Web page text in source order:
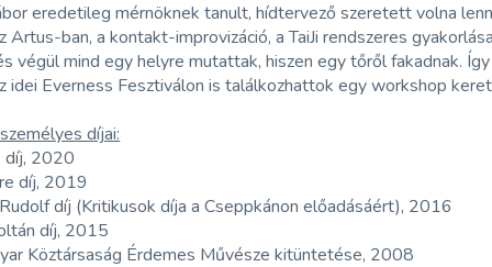
eredetileg mérnöknek tanult, hídtervező szeretett volna
Artus-ban, a kontakt-improvizáció, a TaiJi rendszeres
végül mind egy helyre mutattak, hiszen egy tőről fakadnak.
idei Everness Fesztiválon is találkozhattok egy workshop
díjai:
2020
díj, 2019
díj (Kritikusok díja a Cseppkánon előadásáért), 2016
díj, 2015
Köztársaság Érdemes Művésze kitüntetése, 2008